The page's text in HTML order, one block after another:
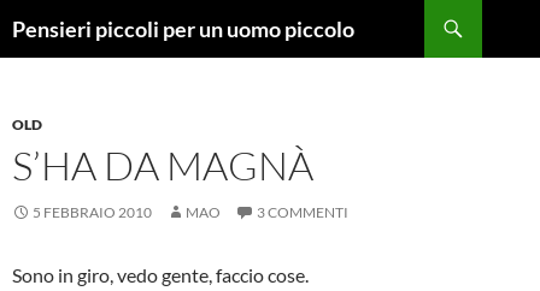
Pensieri piccoli per un uomo piccolo
OLD
S’HA DA MAGNÀ
5 FEBBRAIO 2010 MAO 3 COMMENTI
Sono in giro, vedo gente, faccio cose.